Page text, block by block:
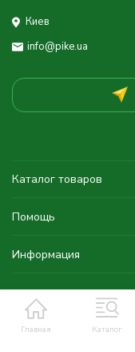
Главная Каталог
Киев
info@pike.ua
Каталог товаров
Помощь
Информация